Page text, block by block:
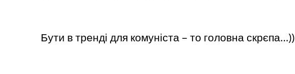
Бути в тренді для комуніста – то головна скрєпа…))